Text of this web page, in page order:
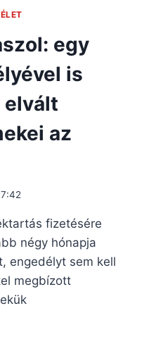
egy
is
elvált
az
fizetésére
négy hónapja
engedélyt sem kell
megbízott